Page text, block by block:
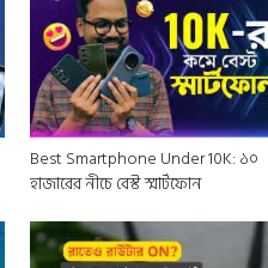
Best Smartphone Under 10K: ১০
হাজারের নীচে বেস্ট স্মার্টফোন